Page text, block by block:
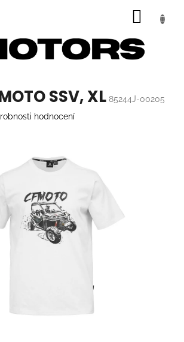
SSV, XL 85244J-00205
hodnocení